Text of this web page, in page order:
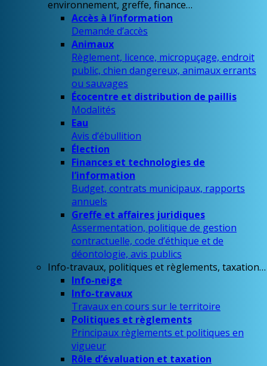
environnement, greffe, finance…
Accès à l’information
Demande d’accès
Animaux
Règlement, licence, micropuçage, endroit
public, chien dangereux, animaux errants
ou sauvages
Écocentre et distribution de paillis
Modalités
Eau
Avis d’ébullition
Élection
Finances et technologies de
l’information
Budget, contrats municipaux, rapports
annuels
Greffe et affaires juridiques
Assermentation, politique de gestion
contractuelle, code d’éthique et de
déontologie, avis publics
Info-travaux, politiques et règlements, taxation…
Info-neige
Info-travaux
Travaux en cours sur le territoire
Politiques et règlements
Principaux règlements et politiques en
vigueur
Rôle d’évaluation et taxation